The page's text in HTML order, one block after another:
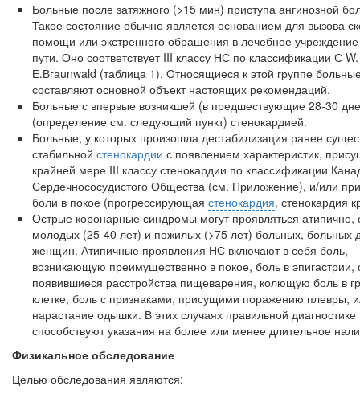
Больные после затяжного (>15 мин) приступа ангинозной
Такое состояние обычно является основанием для вызова
помощи или экстренного обращения в лечебное
пути. Оно соответствует III классу НС по классификации С W
Е.Вгаunwald (таблица 1). Относящиеся к этой группе
составляют основной объект настоящих рекомендаций.
Больные с впервые возникшей (в предшествующие 28-30
(определение см. следующий пункт) стенокардией.
Больные, у которых произошла дестабилизация ранее
стабильной стенокардии с появлением характеристик,
край­ней мере III классу стенокардии по классификации
Сердечно­сосудистого Общества (см. Приложение), и/или
боли в покое (прогрессирующая стенокардия, стенокардия
Острые коронарные синдромы могут проявляться атипично,
моло­дых (25-40 лет) и пожилых (>75 лет) больных, больных
женщин. Атипич­ные проявления НС включают в себя боль,
возникающую преимущественно в покое, боль в эпигастрии,
появившиеся расстройства пищеварения, колющую боль в
клетке, боль с признаками, присущими поражению плевры,
нарастание одышки. В этих случаях правильной диагностике
способствуют указания на более или менее длительное
Физикальное обследование
Целью обследования являются: